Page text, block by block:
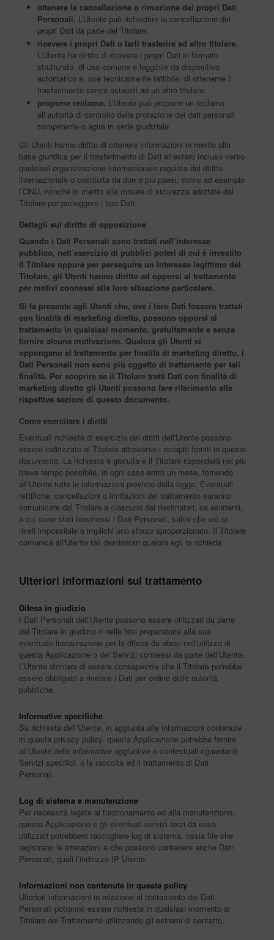
ottenere la cancellazione o rimozione dei propri Dati
Personali. L’Utente può richiedere la cancellazione dei
propri Dati da parte del Titolare.
ricevere i propri Dati o farli trasferire ad altro titolare.
L’Utente ha diritto di ricevere i propri Dati in formato
strutturato, di uso comune e leggibile da dispositivo
automatico e, ove tecnicamente fattibile, di ottenerne il
trasferimento senza ostacoli ad un altro titolare.
proporre reclamo. L’Utente può proporre un reclamo
all’autorità di controllo della protezione dei dati personali
competente o agire in sede giudiziale.
Gli Utenti hanno diritto di ottenere informazioni in merito alla
base giuridica per il trasferimento di Dati all'estero incluso verso
qualsiasi organizzazione internazionale regolata dal diritto
internazionale o costituita da due o più paesi, come ad esempio
l’ONU, nonché in merito alle misure di sicurezza adottate dal
Titolare per proteggere i loro Dati.
Dettagli sul diritto di opposizione
Quando i Dati Personali sono trattati nell’interesse
pubblico, nell’esercizio di pubblici poteri di cui è investito
il Titolare oppure per perseguire un interesse legittimo del
Titolare, gli Utenti hanno diritto ad opporsi al trattamento
per motivi connessi alla loro situazione particolare.
Si fa presente agli Utenti che, ove i loro Dati fossero trattati
con finalità di marketing diretto, possono opporsi al
trattamento in qualsiasi momento, gratuitamente e senza
fornire alcuna motivazione. Qualora gli Utenti si
oppongano al trattamento per finalità di marketing diretto, i
Dati Personali non sono più oggetto di trattamento per tali
finalità. Per scoprire se il Titolare tratti Dati con finalità di
marketing diretto gli Utenti possono fare riferimento alle
rispettive sezioni di questo documento.
Come esercitare i diritti
Eventuali richieste di esercizio dei diritti dell'Utente possono
essere indirizzate al Titolare attraverso i recapiti forniti in questo
documento. La richiesta è gratuita e il Titolare risponderà nel più
breve tempo possibile, in ogni caso entro un mese, fornendo
all’Utente tutte le informazioni previste dalla legge. Eventuali
rettifiche, cancellazioni o limitazioni del trattamento saranno
comunicate dal Titolare a ciascuno dei destinatari, se esistenti,
a cui sono stati trasmessi i Dati Personali, salvo che ciò si
riveli impossibile o implichi uno sforzo sproporzionato. Il Titolare
comunica all'Utente tali destinatari qualora egli lo richieda.
Ulteriori informazioni sul trattamento
Difesa in giudizio
I Dati Personali dell’Utente possono essere utilizzati da parte
del Titolare in giudizio o nelle fasi preparatorie alla sua
eventuale instaurazione per la difesa da abusi nell'utilizzo di
questa Applicazione o dei Servizi connessi da parte dell’Utente.
L’Utente dichiara di essere consapevole che il Titolare potrebbe
essere obbligato a rivelare i Dati per ordine delle autorità
pubbliche.
Informative specifiche
Su richiesta dell’Utente, in aggiunta alle informazioni contenute
in questa privacy policy, questa Applicazione potrebbe fornire
all'Utente delle informative aggiuntive e contestuali riguardanti
Servizi specifici, o la raccolta ed il trattamento di Dati
Personali.
Log di sistema e manutenzione
Per necessità legate al funzionamento ed alla manutenzione,
questa Applicazione e gli eventuali servizi terzi da essa
utilizzati potrebbero raccogliere log di sistema, ossia file che
registrano le interazioni e che possono contenere anche Dati
Personali, quali l’indirizzo IP Utente.
Informazioni non contenute in questa policy
Ulteriori informazioni in relazione al trattamento dei Dati
Personali potranno essere richieste in qualsiasi momento al
Titolare del Trattamento utilizzando gli estremi di contatto.